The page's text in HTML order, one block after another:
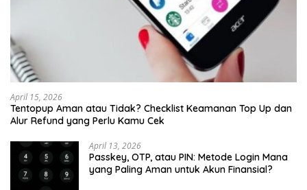
April 15, 2026
Tentopup Aman atau Tidak? Checklist Keamanan Top Up dan
Alur Refund yang Perlu Kamu Cek
April 13, 2026
Passkey, OTP, atau PIN: Metode Login Mana
yang Paling Aman untuk Akun Finansial?